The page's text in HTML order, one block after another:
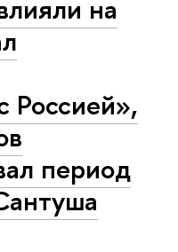
на
Россией»,
период